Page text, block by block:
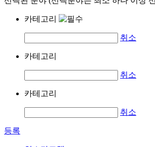
카테고리
취소
카테고리
취소
카테고리
취소
등록